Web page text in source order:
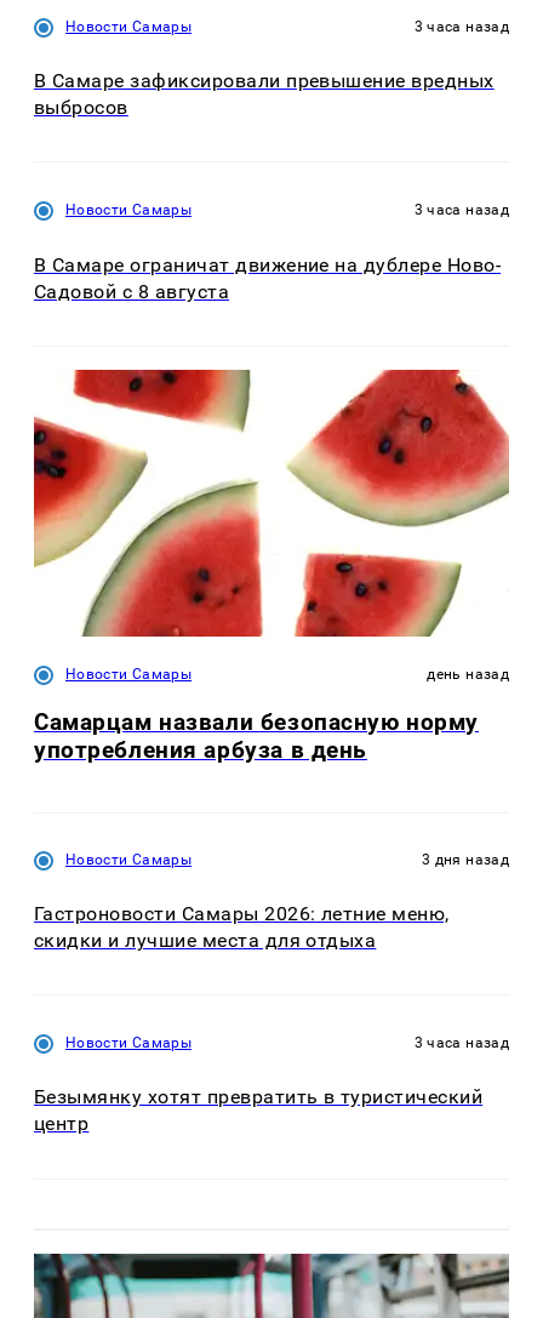
Новости Самары 3 часа назад
В Самаре зафиксировали превышение вредных
выбросов
Новости Самары 3 часа назад
В Самаре ограничат движение на дублере Ново-
Садовой с 8 августа
Новости Самары день назад
Самарцам назвали безопасную норму
употребления арбуза в день
Новости Самары 3 дня назад
Гастроновости Самары 2026: летние меню,
скидки и лучшие места для отдыха
Новости Самары 3 часа назад
Безымянку хотят превратить в туристический
центр